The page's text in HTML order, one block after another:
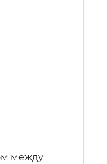
между